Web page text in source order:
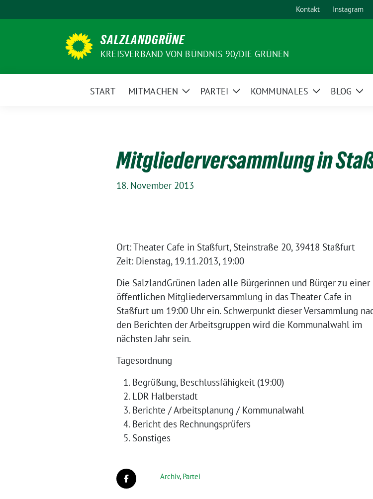
zum
Kontakt Instagram
SALZLANDGRÜNE
KREISVERBAND VON BÜNDNIS 90/DIE GRÜNEN
START MITMACHEN
ZeigePARTEI
ZeigeKOMMUNALES
ZeigeBLOG
Mitgliederversammlung in
18. November 2013
Ort: Theater Cafe in Staßfurt, Steinstraße 20, 39418 Staßfurt
Zeit: Dienstag, 19.11.2013, 19:00
Die SalzlandGrünen laden alle Bürgerinnen und Bürger zu einer
öffentlichen Mitgliederversammlung in das Theater Cafe in
Staßfurt um 19:00 Uhr ein. Schwerpunkt dieser Versammlung
den Berichten der Arbeitsgruppen wird die Kommunalwahl im
nächsten Jahr sein.
Tagesordnung
Begrüßung, Beschlussfähigkeit (19:00)
LDR Halberstadt
Berichte / Arbeitsplanung / Kommunalwahl
Bericht des Rechnungsprüfers
Sonstiges
Archiv, Partei